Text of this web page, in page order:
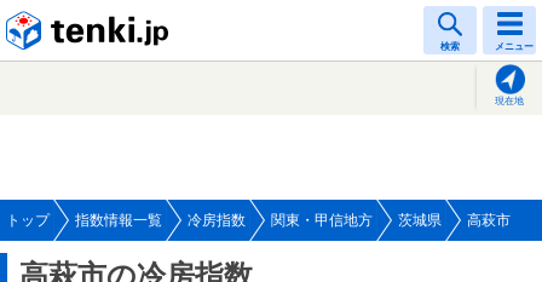
検索 メニュー
現在地
トップ 指数情報一覧 冷房指数 関東・甲信地方 茨城県 高萩市
高萩市の冷房指数